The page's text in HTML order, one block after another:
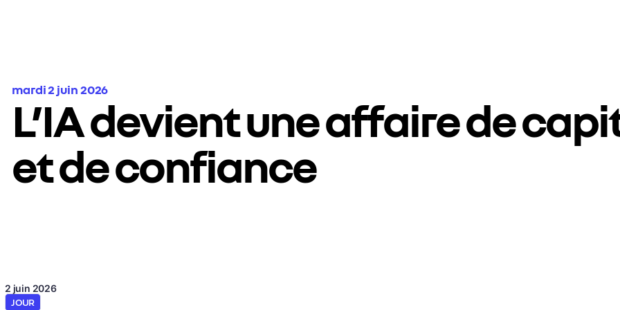
mardi 2 juin 2026
L’IA devient une affaire de
et de confiance
JOUR
2 juin 2026